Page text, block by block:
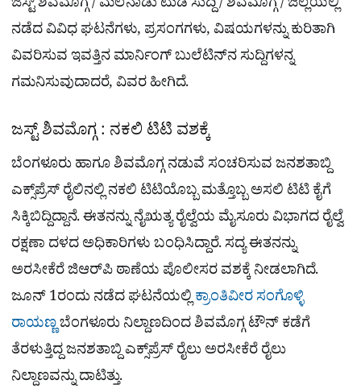
ಜಸ್ಟ್ ಶಿವಮೊಗ್ಗ / ಮಲೆನಾಡು ಟುಡೆ ಸುದ್ದಿ / ಶಿವಮೊಗ್ಗ / ಜಿಲ್ಲೆಯಲ್ಲಿ
ನಡೆದ ವಿವಿಧ ಘಟನೆಗಳು, ಪ್ರಸಂಗಗಳು, ವಿಷಯಗಳನ್ನು ಕುರಿತಾಗಿ
ವಿವರಿಸುವ ಇವತ್ತಿನ ಮಾರ್ನಿಂಗ್​ ಬುಲೆಟಿನ್​ನ ಸುದ್ದಿಗಳನ್ನ
ಗಮನಿಸುವುದಾದರೆ, ವಿವರ ಹೀಗಿದೆ.
ಜಸ್ಟ್ ಶಿವಮೊಗ್ಗ : ನಕಲಿ ಟಿಟಿ ವಶಕ್ಕೆ
ಬೆಂಗಳೂರು ಹಾಗೂ ಶಿವಮೊಗ್ಗ ನಡುವೆ ಸಂಚರಿಸುವ ಜನಶತಾಬ್ದಿ
ಎಕ್ಸ್‌ಪ್ರೆಸ್ ರೈಲಿನಲ್ಲಿ ನಕಲಿ ಟಿಟಿಯೊಬ್ಬ ಮತ್ತೊಬ್ಬ ಅಸಲಿ ಟಿಟಿ ಕೈಗೆ
ಸಿಕ್ಕಿಬಿದ್ದಿದ್ದಾನೆ. ಈತನನ್ನು ನೈಋತ್ಯ ರೈಲ್ವೆಯ ಮೈಸೂರು ವಿಭಾಗದ ರೈಲ್ವೆ
ರಕ್ಷಣಾ ದಳದ ಅಧಿಕಾರಿಗಳು ಬಂಧಿಸಿದ್ದಾರೆ. ಸದ್ಯ ಈತನನ್ನು
ಅರಸೀಕೆರೆ ಜಿಆರ್‌ಪಿ ಠಾಣೆಯ ಪೊಲೀಸರ ವಶಕ್ಕೆ ನೀಡಲಾಗಿದೆ.
ಜೂನ್ 1ರಂದು ನಡೆದ ಘಟನೆಯಲ್ಲಿಕ್ರಾಂತಿವೀರ ಸಂಗೊಳ್ಳಿ
ರಾಯಣ್ಣಬೆಂಗಳೂರು ನಿಲ್ದಾಣದಿಂದ ಶಿವಮೊಗ್ಗ ಟೌನ್ ಕಡೆಗೆ
ತೆರಳುತ್ತಿದ್ದ ಜನಶತಾಬ್ದಿ ಎಕ್ಸ್‌ಪ್ರೆಸ್ ರೈಲು ಅರಸೀಕೆರೆ ರೈಲು
ನಿಲ್ದಾಣವನ್ನು ದಾಟಿತ್ತು.